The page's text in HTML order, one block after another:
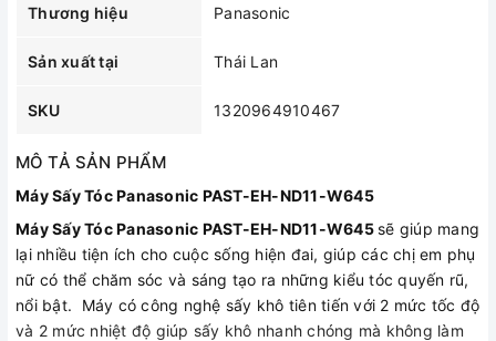
Thương hiệu Panasonic
Sản xuất tại Thái Lan
SKU 1320964910467
MÔ TẢ SẢN PHẨM
Máy Sấy Tóc Panasonic PAST-EH-ND11-W645
Máy Sấy Tóc Panasonic PAST-EH-ND11-W645 sẽ giúp mang
lại nhiều tiện ích cho cuộc sống hiện đai, giúp các chị em phụ
nữ có thể chăm sóc và sáng tạo ra những kiểu tóc quyến rũ,
nổi bật. Máy có công nghệ sấy khô tiên tiến với 2 mức tốc độ
và 2 mức nhiệt độ giúp sấy khô nhanh chóng mà không làm